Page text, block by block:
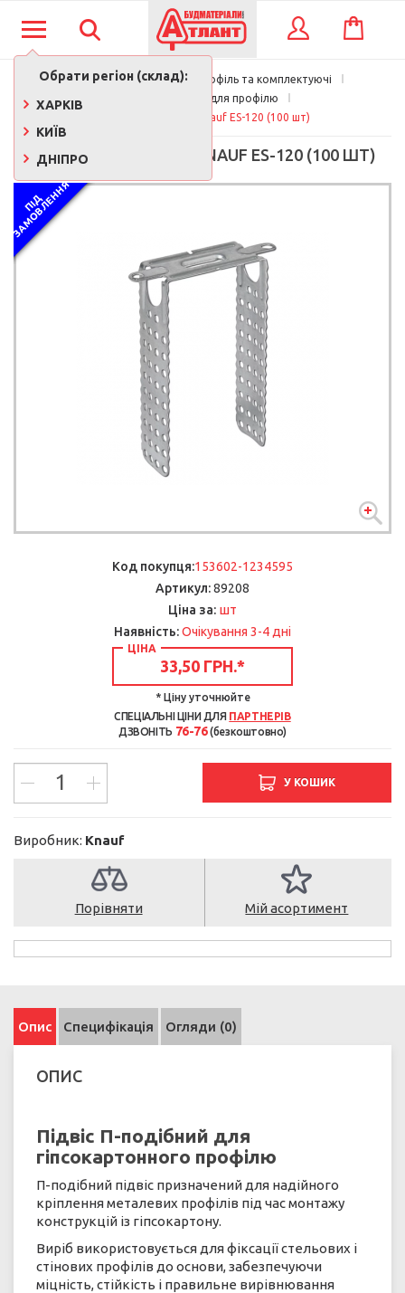
Обрати регіон (склад):
ХАРКІВ
КИЇВ
ДНІПРО
КОШИК
Будматеріали
Профіль та комплектуючі
Комплектуючі для профілю
Підвіс П-подібний Knauf ES-120 (100 шт)
ПІДВІС П-ПОДІБНИЙ KNAUF ES-120 (100 ШТ)
П
І
Д
З
А
М
О
В
Л
Е
Н
Н
Я
Код покупця:153602-1234595
Артикул:89208
Ціна за: шт
Наявність:Очікування 3-4 дні
ЦІНА
33,50 ГРН.*
* Ціну уточнюйте
СПЕЦІАЛЬНІ ЦІНИ ДЛЯ ПАРТНЕРІВ
ДЗВОНІТЬ 76-76(безкоштовно)
У КОШИК
Виробник: Knauf
Порівняти Мій асортимент
Опис Специфікація Огляди (0)
ОПИС
Підвіс П-подібний для
гіпсокартонного профілю
П-подібний підвіс призначений для надійного
кріплення металевих профілів під час монтажу
конструкцій із гіпсокартону.
Виріб використовується для фіксації стельових і
стінових профілів до основи, забезпечуючи
міцність, стійкість і правильне вирівнювання